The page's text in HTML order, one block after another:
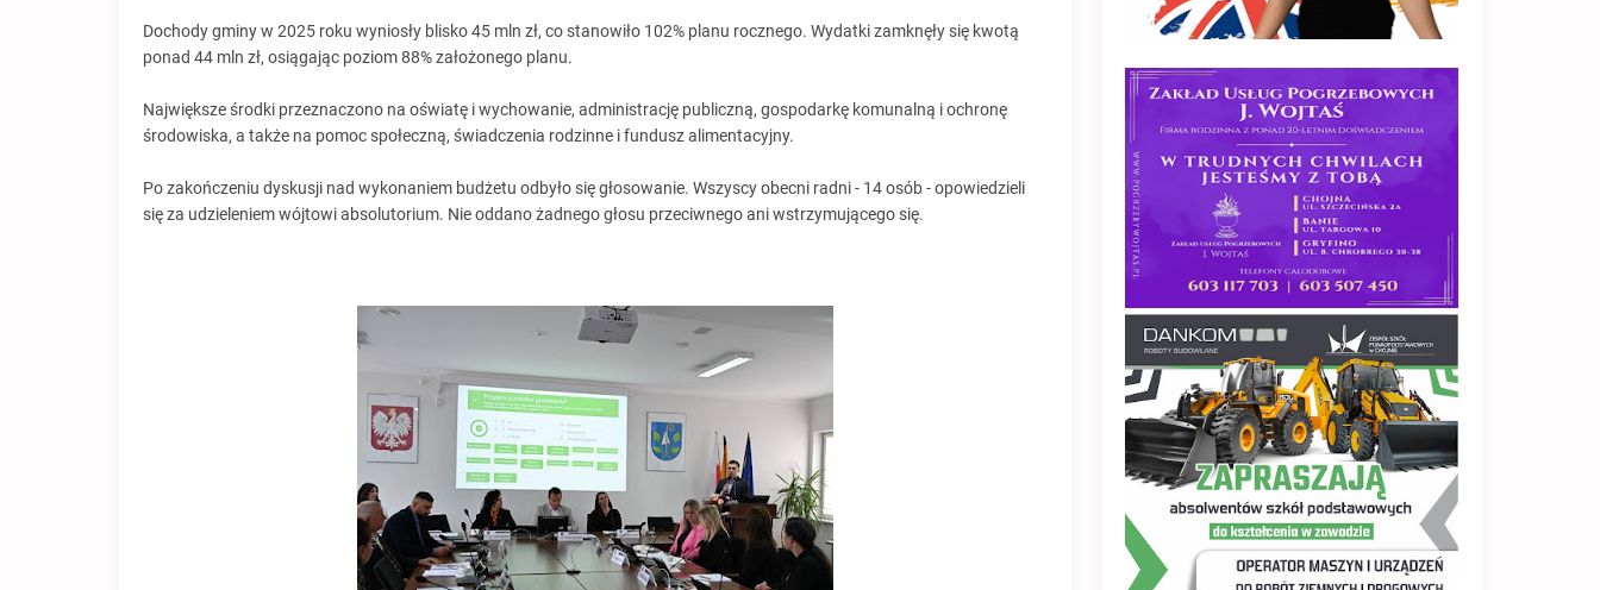
Dochody gminy w 2025 roku wyniosły blisko 45 mln zł, co stanowiło 102% planu rocznego. Wydatki zamknęły się kwotą
ponad 44 mln zł, osiągając poziom 88% założonego planu.
Największe środki przeznaczono na oświatę i wychowanie, administrację publiczną, gospodarkę komunalną i ochronę
środowiska, a także na pomoc społeczną, świadczenia rodzinne i fundusz alimentacyjny.
Po zakończeniu dyskusji nad wykonaniem budżetu odbyło się głosowanie. Wszyscy obecni radni - 14 osób - opowiedzieli
się za udzieleniem wójtowi absolutorium. Nie oddano żadnego głosu przeciwnego ani wstrzymującego się.